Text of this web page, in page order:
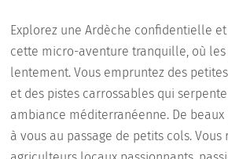
Explorez une Ardèche confidentielle
cette micro-aventure tranquille, où
lentement. Vous empruntez des
et des pistes carrossables qui
ambiance méditerranéenne. De beaux
à vous au passage de petits cols. Vous